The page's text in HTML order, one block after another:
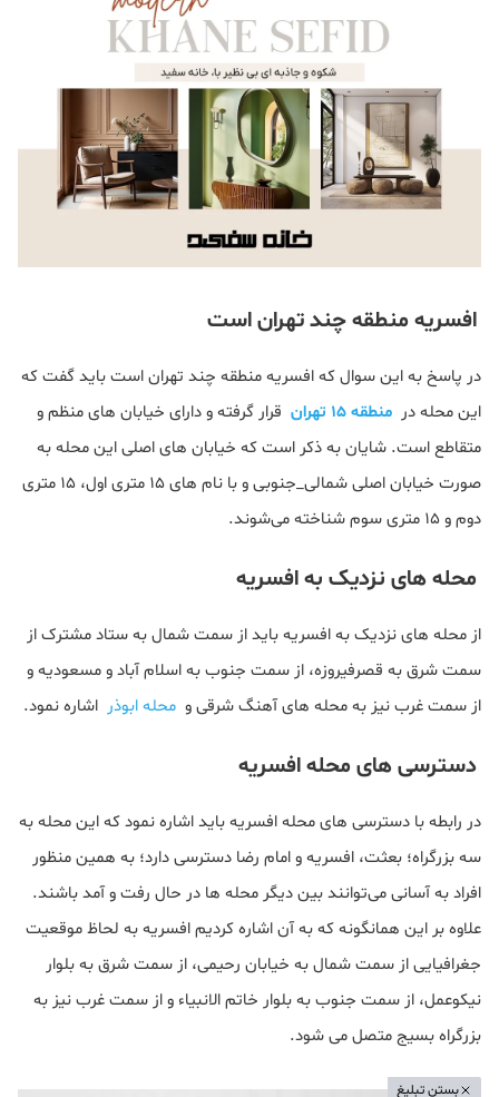
افسریه منطقه چند تهران است
در پاسخ به این سوال که افسریه منطقه چند تهران است باید گفت که
این محله در منطقه 15 تهران
قرار گرفته و دارای خیابان‌ های منظم و
متقاطع است. شایان به ذکر است که خیابان‌ های اصلی این محله به
صورت خیابان اصلی شمالی_جنوبی و با نام‌ های 15 متری اول، 15 متری
دوم و 15 متری سوم شناخته می‌شوند.
محله های نزدیک به افسریه
از محله های نزدیک به افسریه باید از سمت شمال به ستاد مشترک از
سمت شرق به قصرفیروزه، از سمت جنوب به اسلام آباد و مسعودیه و
از سمت غرب نیز به محله های آهنگ شرقی و محله ابوذر اشاره نمود.
دسترسی های محله افسریه
در رابطه با دسترسی های محله افسریه باید اشاره نمود که این محله به
سه بزرگراه؛ بعثت، افسریه و امام رضا دسترسی دارد؛ به همین منظور
افراد به آسانی می‌توانند بین دیگر محله‌ ها در حال رفت و آمد باشند.
علاوه بر این همانگونه که به آن اشاره کردیم افسریه به لحاظ موقعیت
جغرافیایی از سمت شمال به خیابان رحیمی، از سمت شرق به بلوار
نیکوعمل، از سمت جنوب به بلوار خاتم الانبیاء و از سمت غرب نیز به
بزرگراه بسیج متصل می شود.
بستن تبلیغ